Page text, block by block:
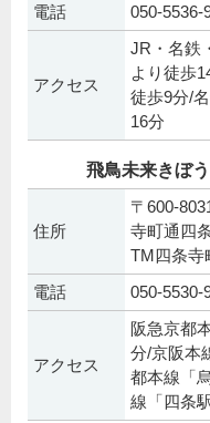
電話 050-5536-
アクセス
JR・名鉄
より徒歩
徒歩9分/
16分
飛鳥未来きぼ
住所
〒600-
寺町通四
TM四条寺
電話 050-5530-
アクセス
阪急京都
分/京阪本
都本線「
線「四条